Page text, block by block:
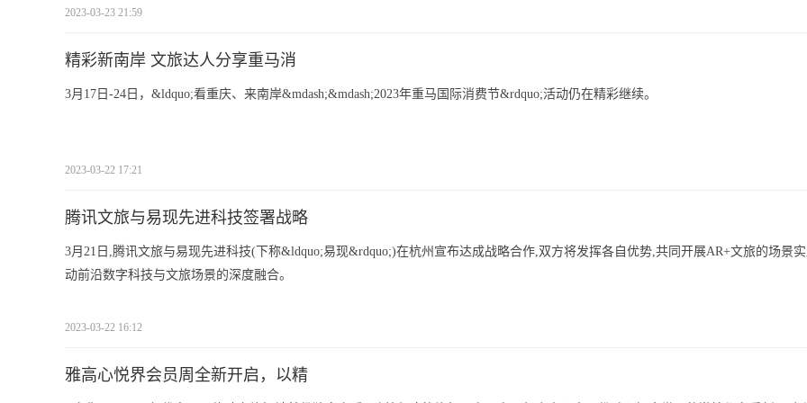
2023-03-23 21:59
精彩新南岸 文旅达人分享重马消
3月17日-24日，&ldquo;看重庆、来南岸&mdash;&mdash;2023年重马国际消费节&rdquo;活动仍在精彩继续。
2023-03-22 17:21
腾讯文旅与易现先进科技签署战略
3月21日,腾讯文旅与易现先进科技(下称&ldquo;易现&rdquo;)在杭州宣布达成战略合作,双方将发挥各自优势,共同开展AR+文旅的场景
动前沿数字科技与文旅场景的深度融合。
2023-03-22 16:12
雅高心悦界会员周全新开启，以精